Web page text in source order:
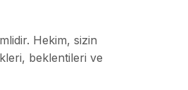
Hekim, sizin
beklentileri ve